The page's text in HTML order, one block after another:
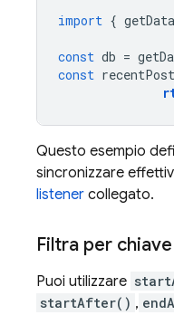
import {
const db =
const
Questo esempio
sincronizzare
listener collegato.
Filtra per
Puoi utilizzare
startAfter() ,